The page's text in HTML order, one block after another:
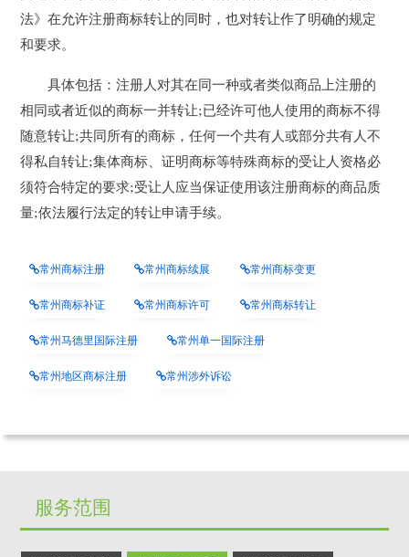
法》在允许注册商标转让的同时，也对转让作了明确的规定
和要求。
具体包括：注册人对其在同一种或者类似商品上注册的
相同或者近似的商标一并转让;已经许可他人使用的商标不得
随意转让;共同所有的商标，任何一个共有人或部分共有人不
得私自转让;集体商标、证明商标等特殊商标的受让人资格必
须符合特定的要求;受让人应当保证使用该注册商标的商品质
量;依法履行法定的转让申请手续。
常州商标注册 常州商标续展 常州商标变更
常州商标补证 常州商标许可 常州商标转让
常州马德里国际注册 常州单一国际注册
常州地区商标注册 常州涉外诉讼
服务范围